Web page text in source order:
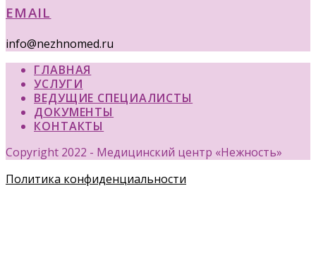
EMAIL
info@nezhnomed.ru
ГЛАВНАЯ
УСЛУГИ
ВЕДУЩИЕ СПЕЦИАЛИСТЫ
ДОКУМЕНТЫ
КОНТАКТЫ
Copyright 2022 - Медицинский центр «Нежность»
Политика конфиденциальности